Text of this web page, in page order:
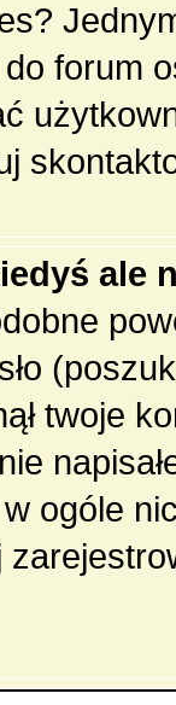
forum
ale
twoje
ogóle